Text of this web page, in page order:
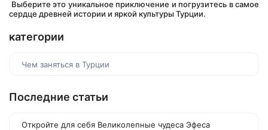
сердце древней истории и яркой культуры Турции.
категории
Чем заняться в Турции
Последние статьи
Откройте для себя Великолепные чудеса Эфеса